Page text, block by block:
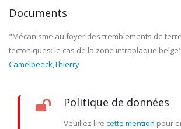
Documents
"Mécanisme au foyer des tremblements de
tectoniques: le cas de la zone intraplaque belge"
Camelbeeck,Thierry
Politique de données
Veuillez lire cette mention pour